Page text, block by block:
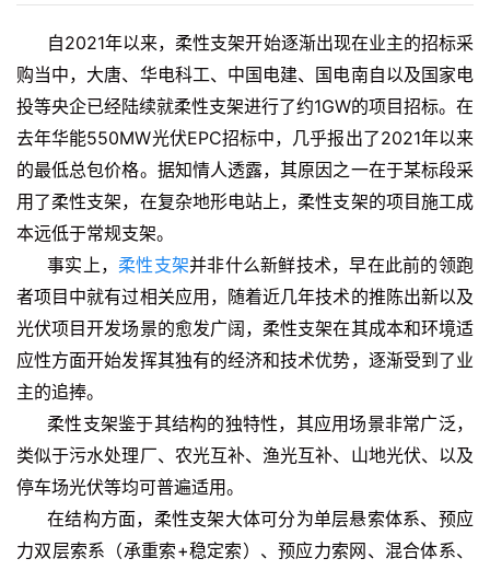
自2021年以来，柔性支架开始逐渐出现在业主的招标采
购当中，大唐、华电科工、中国电建、国电南自以及国家电
投等央企已经陆续就柔性支架进行了约1GW的项目招标。在
去年华能550MW光伏EPC招标中，几乎报出了2021年以来
的最低总包价格。据知情人透露，其原因之一在于某标段采
用了柔性支架，在复杂地形电站上，柔性支架的项目施工成
本远低于常规支架。
事实上， 柔性支架并非什么新鲜技术，早在此前的领跑
者项目中就有过相关应用，随着近几年技术的推陈出新以及
光伏项目开发场景的愈发广阔，柔性支架在其成本和环境适
应性方面开始发挥其独有的经济和技术优势，逐渐受到了业
主的追捧。
柔性支架鉴于其结构的独特性，其应用场景非常广泛，
类似于污水处理厂、农光互补、渔光互补、山地光伏、以及
停车场光伏等均可普遍适用。
在结构方面，柔性支架大体可分为单层悬索体系、预应
力双层索系（承重索+稳定索）、预应力索网、混合体系、